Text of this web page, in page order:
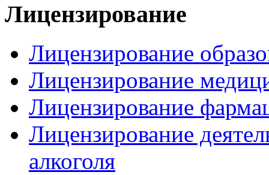
Лицензирование
Лицензирование
Лицензирование
Лицензирование
Лицензирование
алкоголя